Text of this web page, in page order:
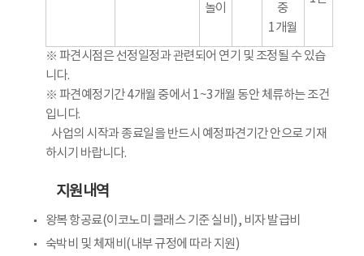
놀이
중
1개월
※ 파견시점은 선정일정과 관련되어 연기 및 조정될 수 있습
니다.
※ 파견예정기간 4개월 중에서 1~3개월 동안 체류하는 조건
입니다.
사업의 시작과 종료일을 반드시 예정파견기간 안으로 기재
하시기 바랍니다.
지원내역
왕복 항공료(이코노미 클래스 기준 실비), 비자 발급비
숙박비 및 체재비(내부 규정에 따라 지원)